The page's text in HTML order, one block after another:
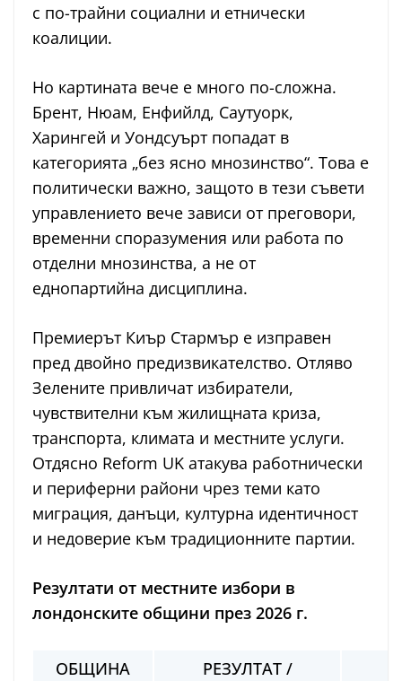
с по-трайни социални и етнически
коалиции.
Но картината вече е много по-сложна.
Брент, Нюам, Енфийлд, Саутуорк,
Харингей и Уондсуърт попадат в
категорията „без ясно мнозинство“. Това е
политически важно, защото в тези съвети
управлението вече зависи от преговори,
временни споразумения или работа по
отделни мнозинства, а не от
еднопартийна дисциплина.
Премиерът Киър Стармър е изправен
пред двойно предизвикателство. Отляво
Зелените привличат избиратели,
чувствителни към жилищната криза,
транспорта, климата и местните услуги.
Отдясно Reform UK атакува работнически
и периферни райони чрез теми като
миграция, данъци, културна идентичност
и недоверие към традиционните партии.
Резултати от местните избори в
лондонските общини през 2026 г.
ОБЩИНА
РЕЗУЛТАТ /